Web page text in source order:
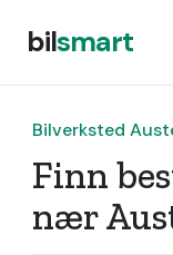
bilsmart
Bilverksted
Finn
nær